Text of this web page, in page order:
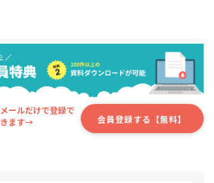
メールだけで登録で
きます→
会員登録する【無料】